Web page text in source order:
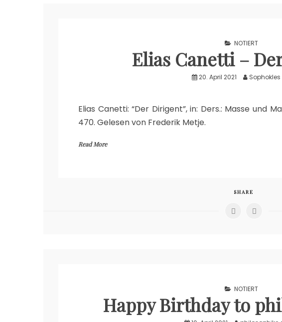
NOTIERT
Elias Canetti –
20. April 2021 Sophokles
Elias Canetti: “Der Dirigent”, in: Ders.: Masse und
470. Gelesen von Frederik Metje.
Read More
SHARE
NOTIERT
Happy Birthday to